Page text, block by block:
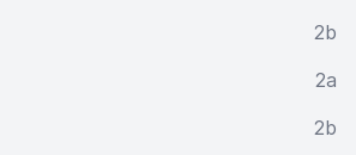
2b
2a
2b